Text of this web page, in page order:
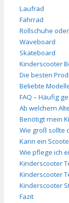
Laufrad
Fahrrad
Rollschuhe
Waveboard
Skateboard
Kinderscooter
Die besten
Beliebte
FAQ – Häufig
Ab welchem
Benötigt mein
Wie groß sollte
Kann ein
Wie pflege ich
Kinderscooter
Kinderscooter
Kinderscooter
Fazit